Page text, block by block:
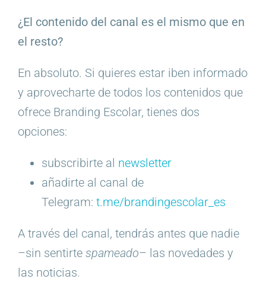
¿El contenido del canal es el mismo que en
el resto?
En absoluto. Si quieres estar iben informado
y aprovecharte de todos los contenidos que
ofrece Branding Escolar, tienes dos
opciones:
subscribirte al newsletter
añadirte al canal de
Telegram: t.me/brandingescolar_es
A través del canal, tendrás antes que nadie
–sin sentirte spameado– las novedades y
las noticias.